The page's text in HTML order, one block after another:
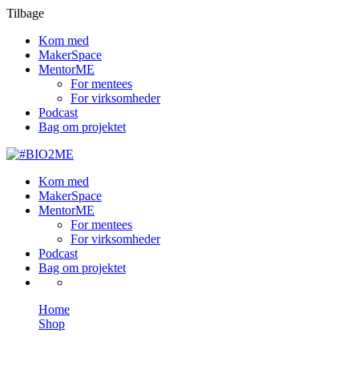
Tilbage
Kom med
MakerSpace
MentorME
For mentees
For virksomheder
Podcast
Bag om projektet
Kom med
MakerSpace
MentorME
For mentees
For virksomheder
Podcast
Bag om projektet
Home
Shop